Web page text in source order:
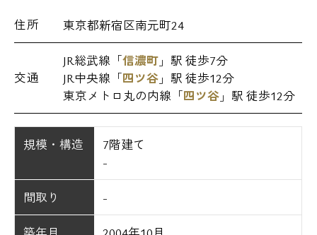
住所 東京都新宿区南元町24
交通
JR総武線「信濃町 」駅 徒歩7分
JR中央線「四ツ谷 」駅 徒歩12分
東京メトロ丸の内線「四ツ谷 」駅 徒歩12分
規模・構造
7階建て
-
間取り -